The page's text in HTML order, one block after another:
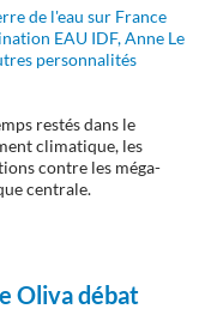
de l'eau sur France
EAU IDF, Anne Le
personnalités
restés dans le
climatique, les
contre les méga-
centrale.
Oliva débat